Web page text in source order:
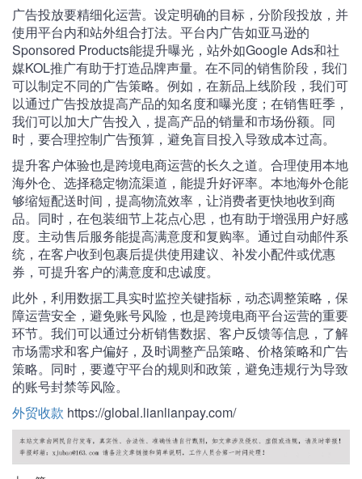
广告投放要精细化运营。设定明确的目标，分阶段投放，并
使用平台内和站外组合打法。平台内广告如亚马逊的
Sponsored Products能提升曝光，站外如Google Ads和社
媒KOL推广有助于打造品牌声量。在不同的销售阶段，我们
可以制定不同的广告策略。例如，在新品上线阶段，我们可
以通过广告投放提高产品的知名度和曝光度；在销售旺季，
我们可以加大广告投入，提高产品的销量和市场份额。同
时，要合理控制广告预算，避免盲目投入导致成本过高。
提升客户体验也是跨境电商运营的长久之道。合理使用本地
海外仓、选择稳定物流渠道，能提升好评率。本地海外仓能
够缩短配送时间，提高物流效率，让消费者更快地收到商
品。同时，在包装细节上花点心思，也有助于增强用户好感
度。主动售后服务能提高满意度和复购率。通过自动邮件系
统，在客户收到包裹后提供使用建议、补发小配件或优惠
券，可提升客户的满意度和忠诚度。
此外，利用数据工具实时监控关键指标，动态调整策略，保
障运营安全，避免账号风险，也是跨境电商平台运营的重要
环节。我们可以通过分析销售数据、客户反馈等信息，了解
市场需求和客户偏好，及时调整产品策略、价格策略和广告
策略。同时，要遵守平台的规则和政策，避免违规行为导致
的账号封禁等风险。
外贸收款 https://global.lianlianpay.com/